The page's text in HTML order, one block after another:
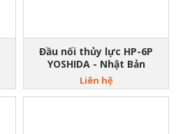
Đầu nối thủy lực HP-6P
YOSHIDA - Nhật Bản
Liên hệ